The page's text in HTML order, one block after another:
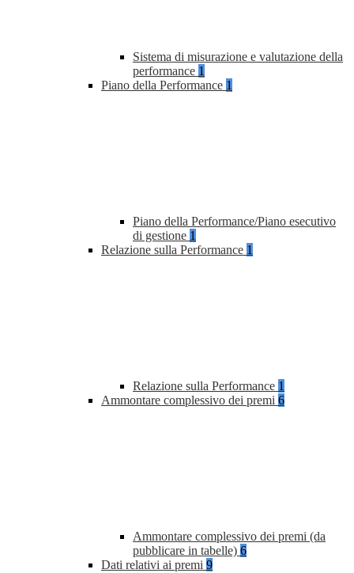
Sistema di misurazione e valutazione della
performance 1
Piano della Performance 1
Piano della Performance/Piano esecutivo
di gestione 1
Relazione sulla Performance 1
Relazione sulla Performance 1
Ammontare complessivo dei premi 6
Ammontare complessivo dei premi (da
pubblicare in tabelle) 6
Dati relativi ai premi 9